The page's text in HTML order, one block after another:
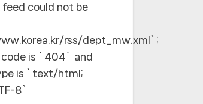
feed could not be
rss/dept_mw.xml`;
is `404` and
is `text/html;
8`